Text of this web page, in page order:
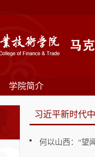
学院简介
习近平新时代
何以山西：“望